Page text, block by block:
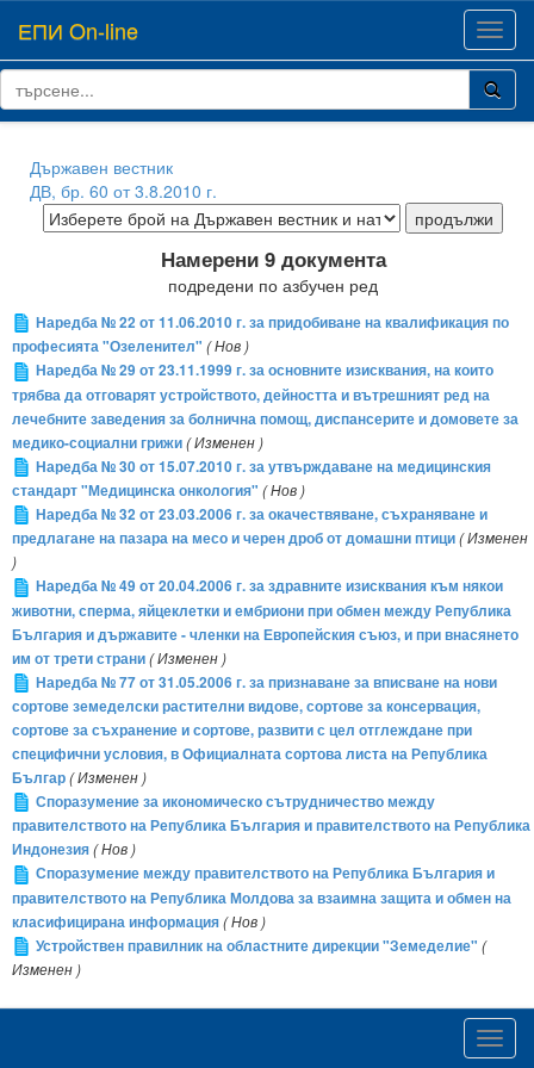
ЕПИ On-line
Държавен вестник
ДВ, бр. 60 от 3.8.2010 г.
Намерени 9 документа
подредени по азбучен ред
Наредба № 22 от 11.06.2010 г. за придобиване на квалификация по
професията "Озеленител" ( Нов )
Наредба № 29 от 23.11.1999 г. за основните изисквания, на които
трябва да отговарят устройството, дейността и вътрешният ред на
лечебните заведения за болнична помощ, диспансерите и домовете за
медико-социални грижи( Изменен )
Наредба № 30 от 15.07.2010 г. за утвърждаване на медицинския
стандарт "Медицинска онкология" ( Нов )
Наредба № 32 от 23.03.2006 г. за окачествяване, съхраняване и
предлагане на пазара на месо и черен дроб от домашни птици( Изменен
)
Наредба № 49 от 20.04.2006 г. за здравните изисквания към някои
животни, сперма, яйцеклетки и ембриони при обмен между Република
България и държавите - членки на Европейския съюз, и при внасянето
им от трети страни( Изменен )
Наредба № 77 от 31.05.2006 г. за признаване за вписване на нови
сортове земеделски растителни видове, сортове за консервация,
сортове за съхранение и сортове, развити с цел отглеждане при
специфични условия, в Официалната сортова листа на Република
Българ( Изменен )
Споразумение за икономическо сътрудничество между
правителството на Република България и правителството на Република
Индонезия( Нов )
Споразумение между правителството на Република България и
правителството на Република Молдова за взаимна защита и обмен на
класифицирана информация( Нов )
Устройствен правилник на областните дирекции "Земеделие" (
Изменен )